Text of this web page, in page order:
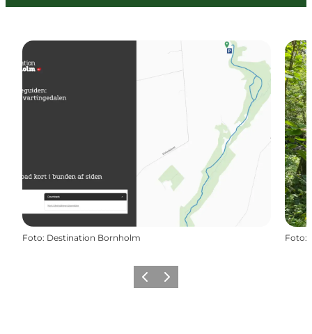
Foto: Destination Bornholm Foto:
ForrigeNæste